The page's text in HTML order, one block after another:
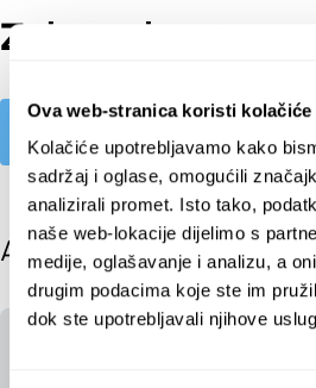
Ova web-stranica koristi kolačiće
Kolačiće upotrebljavamo kako
sadržaj i oglase, omogućili
analizirali promet. Isto tako,
naše web-lokacije dijelimo s
medije, oglašavanje i analizu, a
drugim podacima koje ste im
dok ste upotrebljavali njihove
Zakonodavstvo
All posts